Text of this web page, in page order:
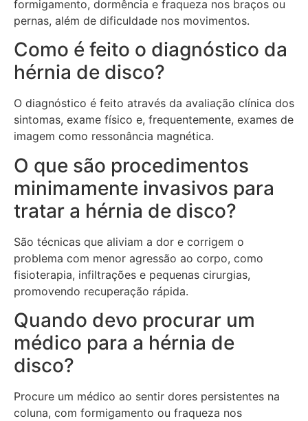
formigamento, dormência e fraqueza nos braços ou
pernas, além de dificuldade nos movimentos.
Como é feito o diagnóstico da
hérnia de disco?
O diagnóstico é feito através da avaliação clínica dos
sintomas, exame físico e, frequentemente, exames de
imagem como ressonância magnética.
O que são procedimentos
minimamente invasivos para
tratar a hérnia de disco?
São técnicas que aliviam a dor e corrigem o
problema com menor agressão ao corpo, como
fisioterapia, infiltrações e pequenas cirurgias,
promovendo recuperação rápida.
Quando devo procurar um
médico para a hérnia de
disco?
Procure um médico ao sentir dores persistentes na
coluna, com formigamento ou fraqueza nos